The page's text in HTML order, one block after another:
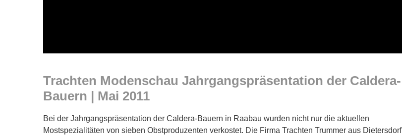
Trachten Modenschau Jahrgangspräsentation der Caldera-
Bauern | Mai 2011
Bei der Jahrgangspräsentation der Caldera-Bauern in Raabau wurden nicht nur die aktuellen
Mostspezialitäten von sieben Obstproduzenten verkostet. Die Firma Trachten Trummer aus Dietersdorf